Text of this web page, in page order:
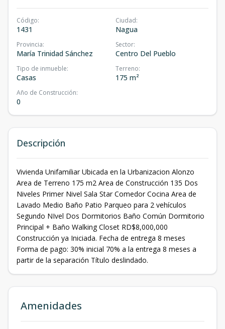
Código:
1431
Ciudad:
Nagua
Provincia:
María Trinidad Sánchez
Sector:
Centro Del Pueblo
Tipo de inmueble:
Casas
Terreno:
175 m²
Año de Construcción:
0
Descripción
Vivienda Unifamiliar Ubicada en la Urbanizacion Alonzo
Area de Terreno 175 m2 Area de Construcción 135 Dos
Niveles Primer Nivel Sala Star Comedor Cocina Area de
Lavado Medio Baño Patio Parqueo para 2 vehículos
Segundo NIvel Dos Dormitorios Baño Común Dormitorio
Principal + Baño Walking Closet RD$8,000,000
Construcción ya Iniciada. Fecha de entrega 8 meses
Forma de pago: 30% inicial 70% a la entrega 8 meses a
partir de la separación Título deslindado.
Amenidades